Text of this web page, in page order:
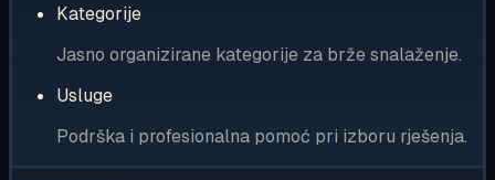
Kategorije
Jasno organizirane kategorije za brže snalaženje.
Usluge
Podrška i profesionalna pomoć pri izboru rješenja.